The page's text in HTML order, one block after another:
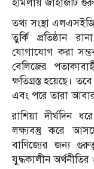
হামলায় জাহাজটি
তথ্য সংস্থা
তুর্কি প্রতিষ্ঠান
যোগাযোগ করা
বেলিজের
ক্ষতিগ্রস্ত হয়েছে।
এবং পরে তারা
রাশিয়া দীর্ঘদিন
লক্ষ্যবস্তু করে
বাণিজ্যের জন্য
যুদ্ধকালীন